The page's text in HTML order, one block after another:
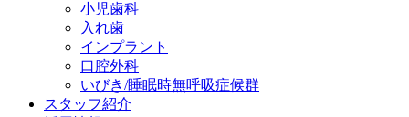
小児歯科
入れ歯
インプラント
口腔外科
いびき/睡眠時無呼吸症候群
スタッフ紹介